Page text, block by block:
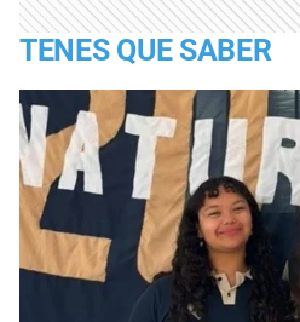
TENES QUE SABER